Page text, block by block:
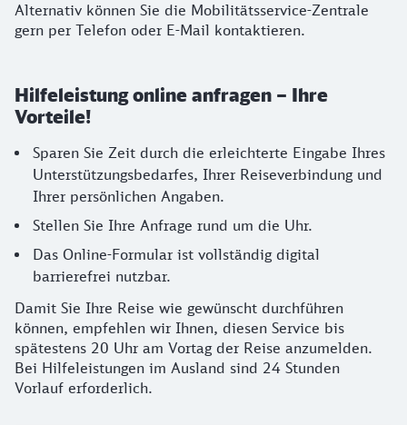
Alternativ können Sie die Mobilitätsservice-Zentrale
gern per Telefon oder E-Mail kontaktieren.
Hilfeleistung online anfragen – Ihre
Vorteile!
Sparen Sie Zeit durch die erleichterte Eingabe Ihres
Unterstützungsbedarfes, Ihrer Reiseverbindung und
Ihrer persönlichen Angaben.
Stellen Sie Ihre Anfrage rund um die Uhr.
Das Online-Formular ist vollständig digital
barrierefrei nutzbar.
Damit Sie Ihre Reise wie gewünscht durchführen
können, empfehlen wir Ihnen, diesen Service bis
spätestens 20 Uhr am Vortag der Reise anzumelden.
Bei Hilfeleistungen im Ausland sind 24 Stunden
Vorlauf erforderlich.